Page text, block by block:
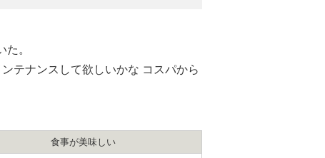
。
テナンスして欲しいかな コスパから
食事が美味しい